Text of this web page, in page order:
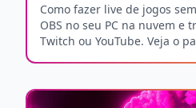
Como fazer live de jogos
OBS no seu PC na nuvem e
Twitch ou YouTube. Veja o